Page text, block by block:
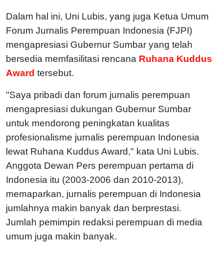
Dalam hal ini, Uni Lubis, yang juga Ketua Umum
Forum Jurnalis Perempuan Indonesia (FJPI)
mengapresiasi Gubernur Sumbar yang telah
bersedia memfasilitasi rencana Ruhana Kuddus
Award tersebut.
"Saya pribadi dan forum jurnalis perempuan
mengapresiasi dukungan Gubernur Sumbar
untuk mendorong peningkatan kualitas
profesionalisme jurnalis perempuan Indonesia
lewat Ruhana Kuddus Award," kata Uni Lubis.
Anggota Dewan Pers perempuan pertama di
Indonesia itu (2003-2006 dan 2010-2013),
memaparkan, jurnalis perempuan di Indonesia
jumlahnya makin banyak dan berprestasi.
Jumlah pemimpin redaksi perempuan di media
umum juga makin banyak.